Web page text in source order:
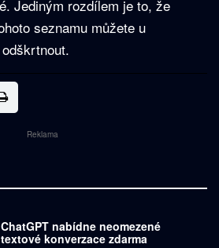
Jediným rozdílem je to, že
seznamu můžete u
Reklama
ChatGPT nabídne neomezené
textové konverzace zdarma